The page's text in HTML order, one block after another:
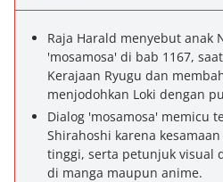
Raja Harald menyebut anak
'mosamosa' di bab 1167,
Kerajaan Ryugu dan
menjodohkan Loki dengan
Dialog 'mosamosa' memicu
Shirahoshi karena
tinggi, serta petunjuk visual
di manga maupun anime.